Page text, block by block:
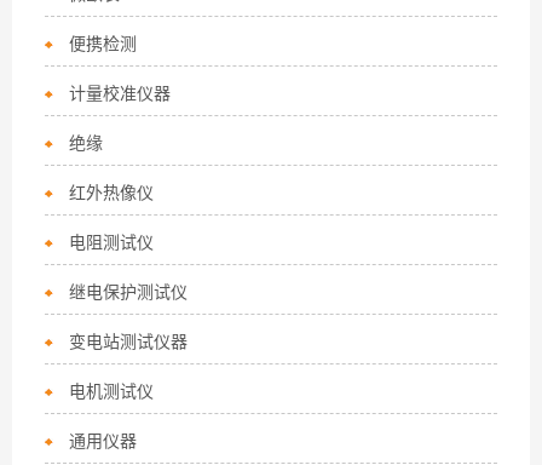
便携检测
计量校准仪器
绝缘
红外热像仪
电阻测试仪
继电保护测试仪
变电站测试仪器
电机测试仪
通用仪器